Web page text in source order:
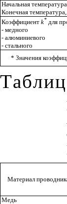
Начальная
Конечная температура,
Коэффициент k* для
- медного
- алюминиевого
- стального
* Значения
Материал
Медь